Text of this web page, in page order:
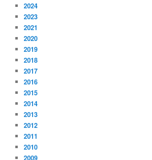
2024
2023
2021
2020
2019
2018
2017
2016
2015
2014
2013
2012
2011
2010
2009